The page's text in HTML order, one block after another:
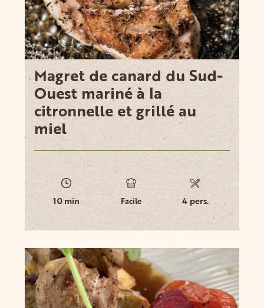
Magret de canard du Sud-
Ouest mariné à la
citronnelle et grillé au
miel
10 min Facile 4 pers.